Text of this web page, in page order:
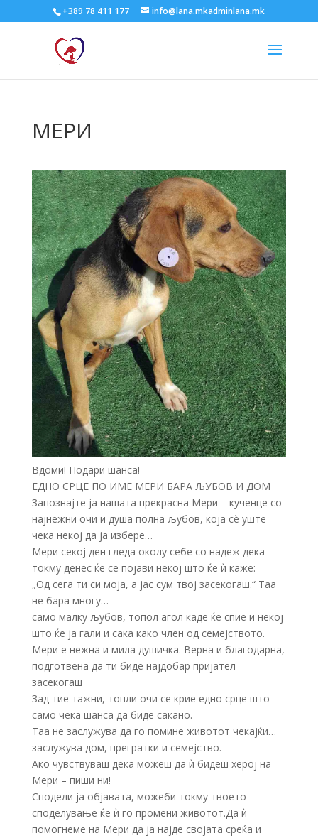
+389 78 411 177 info@lana.mkadminlana.mk
МЕРИ
Вдоми! Подари шанса!
ЕДНО СРЦЕ ПО ИМЕ МЕРИ БАРА ЉУБОВ И ДОМ
Запознајте ја нашата прекрасна Мери – кученце со
најнежни очи и душа полна љубов, која сè уште
чека некој да ја избере…
Мери секој ден гледа околу себе со надеж дека
токму денес ќе се појави некој што ќе ѝ каже:
„Од сега ти си моја, а јас сум твој засекогаш.“ Таа
не бара многу…
само малку љубов, топол агол каде ќе спие и некој
што ќе ја гали и сака како член од семејството.
Мери е нежна и мила душичка. Верна и благодарна,
подготвена да ти биде најдобар пријател
засекогаш
Зад тие тажни, топли очи се крие едно срце што
само чека шанса да биде сакано.
Таа не заслужува да го помине животот чекајќи…
заслужува дом, прегратки и семејство.
Ако чувствуваш дека можеш да ѝ бидеш херој на
Мери – пиши ни!
Сподели ја објавата, можеби токму твоето
споделување ќе ѝ го промени животот.Да ѝ
помогнеме на Мери да ја најде својата среќа и